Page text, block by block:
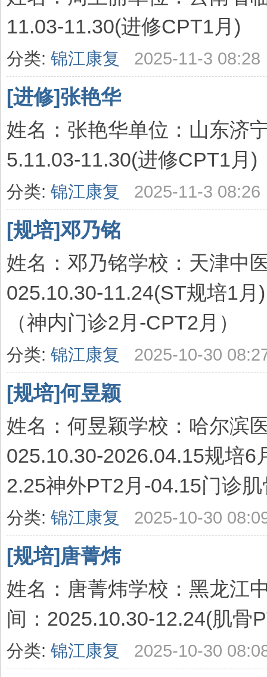
11.03-11.30(进修CPT1月)
分类: 锦江康复 2025-11-3 08:28
[进修]张艳华
姓名：张艳华单位：山东济
5.11.03-11.30(进修CPT1月)
分类: 锦江康复 2025-11-3 08:26
[规培]邓乃铭
姓名：邓乃铭学校：天津中
025.10.30-11.24(ST规培1
（神内门诊2月-CPT2月）
分类: 锦江康复 2025-10-30
[规培]何昱颖
姓名：何昱颖学校：哈尔滨
025.10.30-2026.04.15规培6
2.25神外PT2月-04.15门诊
分类: 锦江康复 2025-10-30
[规培]唐菁炜
姓名：唐菁炜学校：黑龙江
间：2025.10.30-12.24(肌骨
分类: 锦江康复 2025-10-30